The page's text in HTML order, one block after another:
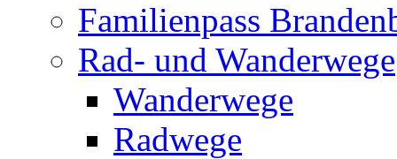
Familienpass
Rad- und Wanderwege
Wanderwege
Radwege